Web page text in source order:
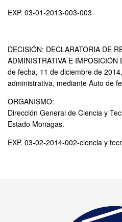
EXP. 03-01-2013-003-003
DECISIÓN: DECLARATORIA DE
ADMINISTRATIVA E
de fecha, 11 de diciembre de
administrativa, mediante Auto de
ORGANISMO:
Dirección General de Ciencia y
Estado Monagas.
EXP. 03-02-2014-002-ciencia y